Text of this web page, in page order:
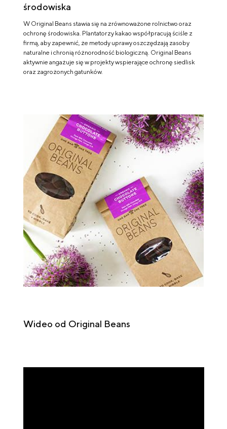
środowiska
W Original Beans stawia się na zrównoważone rolnictwo oraz
ochronę środowiska. Plantatorzy kakao współpracują ściśle z
firmą, aby zapewnić, że metody uprawy oszczędzają zasoby
naturalne i chronią różnorodność biologiczną. Original Beans
aktywnie angażuje się w projekty wspierające ochronę siedlisk
oraz zagrożonych gatunków.
Wideo od Original Beans